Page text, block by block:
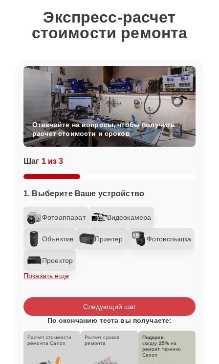
Экспресс-расчет
стоимости ремонта
Шаг 1 из 3
1. Выберите Ваше устройство
Фотоаппарат Видеокамера
Объектив Принтер Фотовспышка
Проектор
Показать еще
Отвечайте на вопросы, чтобы получить
расчет стоимости и сроков
Следующий шаг
По окончанию теста вы получаете:
Расчет стоимости
ремонта Canon
Расчет сроков
ремонта
Подарок:
скидку 25% на
ремонт техники
Canon